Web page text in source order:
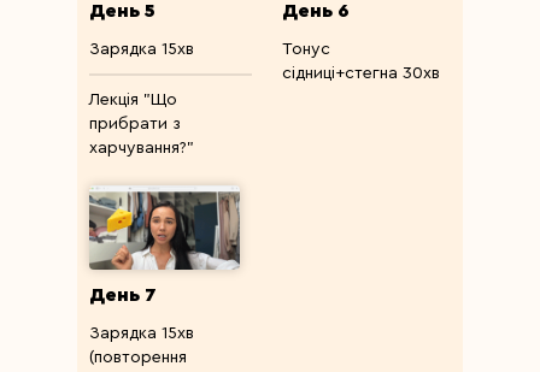
День 5 День 6
День 7
Зарядка 15хв
Тонус
сідниці+стегна 30хв
Зарядка 15хв
(повторення
Лекція "Що
прибрати з
харчування?"